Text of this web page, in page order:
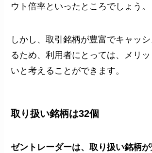
ウト倍率といったところでしょう。
しかし、取引銘柄が豊富でキャッ
るため、利用者にとっては、メリ
いと考えることができます。
取り扱い銘柄は32個
ゼントレーダーは、取り扱い銘柄